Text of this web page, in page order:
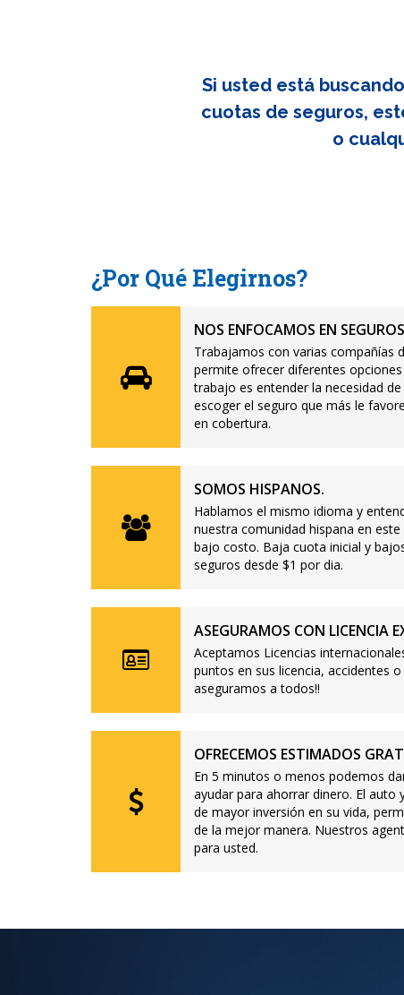
Si usted está
cuotas de seguros,
o
¿Por Qué Elegirnos?
NOS ENFOCAMOS EN
Trabajamos con varias compañías
permite ofrecer diferentes
trabajo es entender la necesidad
escoger el seguro que más le
en cobertura.
SOMOS HISPANOS.
Hablamos el mismo idioma y
nuestra comunidad hispana en
bajo costo. Baja cuota inicial y
seguros desde $1 por dia.
ASEGURAMOS CON LICENCIA
Aceptamos Licencias
puntos en sus licencia, accidentes
aseguramos a todos!!
OFRECEMOS ESTIMADOS
En 5 minutos o menos podemos
ayudar para ahorrar dinero. El auto
de mayor inversión en su vida,
de la mejor manera. Nuestros
para usted.